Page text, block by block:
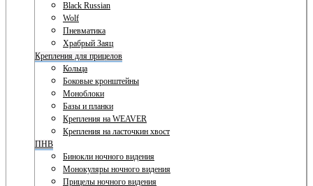
Black Russian
Wolf
Пневматика
Храбрый Заяц
Крепления для прицелов
Кольца
Боковые кронштейны
Моноблоки
Базы и планки
Крепления на WEAVER
Крепления на ласточкин хвост
ПНВ
Бинокли ночного видения
Монокуляры ночного видения
Прицелы ночного видения